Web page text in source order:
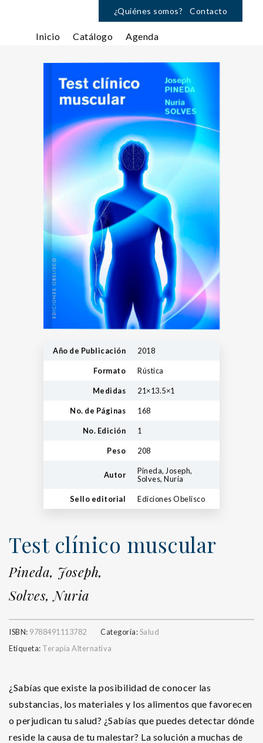
¿Quiénes somos? Contacto
Inicio Catálogo Agenda
Año de Publicación 2018
Formato Rústica
Medidas 21×13.5×1
No. de Páginas 168
No. Edición 1
Peso 208
Autor
Pineda, Joseph,
Solves, Nuria
Sello editorial Ediciones Obelisco
Test clínico muscular
Pineda, Joseph,
Solves, Nuria
ISBN: 9788491113782 Categoría:Salud
Etiqueta: Terapia Alternativa
¿Sabías que existe la posibilidad de conocer las
substancias, los materiales y los alimentos que favorecen
o perjudican tu salud? ¿Sabías que puedes detectar dónde
reside la causa de tu malestar? La solución a muchas de